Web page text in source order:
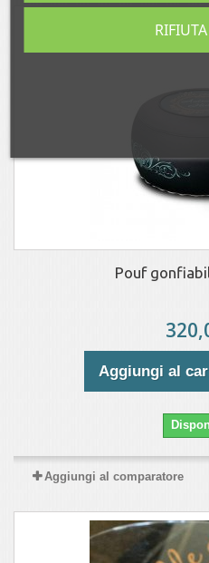
Pouf
Aggiungi al
Aggiungi al comparatore